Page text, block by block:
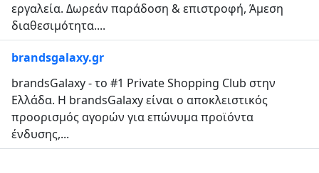
εργαλεία. Δωρεάν παράδοση & επιστροφή, Άμεση
διαθεσιμότητα....
brandsgalaxy.gr
brandsGalaxy - το #1 Private Shopping Club στην
Ελλάδα. Η brandsGalaxy είναι ο αποκλειστικός
προορισμός αγορών για επώνυμα προϊόντα
ένδυσης,...